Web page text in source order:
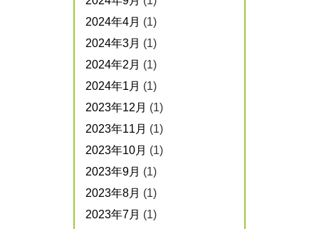
2024年4月 (1)
2024年3月 (1)
2024年2月 (1)
2024年1月 (1)
2023年12月 (1)
2023年11月 (1)
2023年10月 (1)
2023年9月 (1)
2023年8月 (1)
2023年7月 (1)